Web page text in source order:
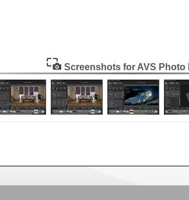
Screenshots for AVS Photo